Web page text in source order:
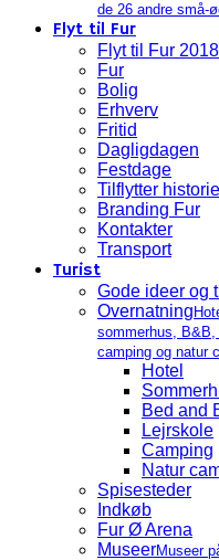
de 26 andre små-
Flyt til Fur
Flyt til Fur 2018
Fur
Bolig
Erhverv
Fritid
Dagligdagen
Festdage
Tilflytter
Branding Fur
Kontakter
Transport
Turist
Gode ideer og
Overnatning
sommerhus, B&B,
camping og natur
Hotel
Bed and
Lejrskole
Camping
Natur
Spisesteder
Indkøb
Fur Ø Arena
MuseerMuseer